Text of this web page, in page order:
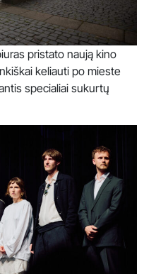
pristato naują kino
keliauti po mieste
specialiai sukurtų